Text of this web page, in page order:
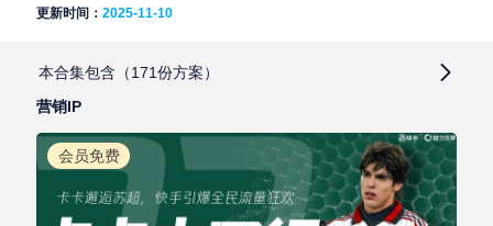
更新时间：2025-11-10
本合集包含（171份方案）
营销IP
营销IP
会员免费